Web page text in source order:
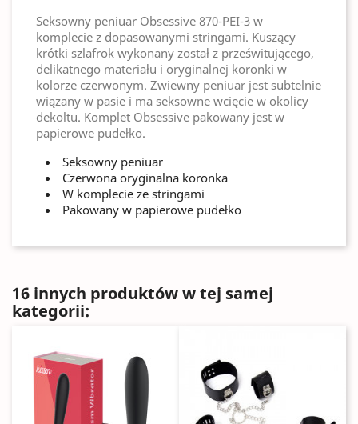
Seksowny peniuar Obsessive 870-PEI-3 w
komplecie z dopasowanymi stringami. Kuszący
krótki szlafrok wykonany został z prześwitującego,
delikatnego materiału i oryginalnej koronki w
kolorze czerwonym. Zwiewny peniuar jest subtelnie
wiązany w pasie i ma seksowne wcięcie w okolicy
dekoltu. Komplet Obsessive pakowany jest w
papierowe pudełko.
Seksowny peniuar
Czerwona oryginalna koronka
W komplecie ze stringami
Pakowany w papierowe pudełko
16 innych produktów w tej samej
kategorii: